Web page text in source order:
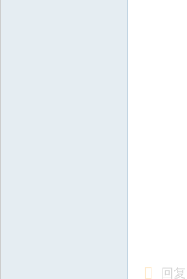
回复